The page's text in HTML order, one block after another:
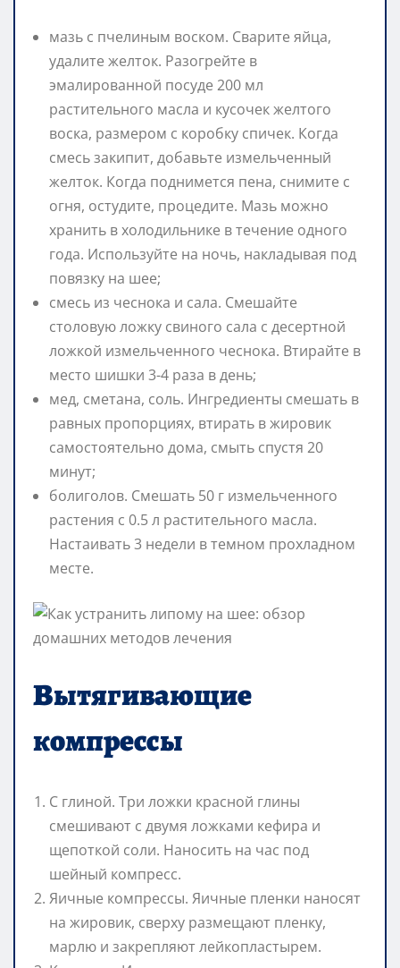
мазь с пчелиным воском. Сварите яйца,
удалите желток. Разогрейте в
эмалированной посуде 200 мл
растительного масла и кусочек желтого
воска, размером с коробку спичек. Когда
смесь закипит, добавьте измельченный
желток. Когда поднимется пена, снимите с
огня, остудите, процедите. Мазь можно
хранить в холодильнике в течение одного
года. Используйте на ночь, накладывая под
повязку на шее;
смесь из чеснока и сала. Смешайте
столовую ложку свиного сала с десертной
ложкой измельченного чеснока. Втирайте в
место шишки 3-4 раза в день;
мед, сметана, соль. Ингредиенты смешать в
равных пропорциях, втирать в жировик
самостоятельно дома, смыть спустя 20
минут;
болиголов. Смешать 50 г измельченного
растения с 0.5 л растительного масла.
Настаивать 3 недели в темном прохладном
месте.
Вытягивающие
компрессы
С глиной. Три ложки красной глины
смешивают с двумя ложками кефира и
щепоткой соли. Наносить на час под
шейный компресс.
Яичные компрессы. Яичные пленки наносят
на жировик, сверху размещают пленку,
марлю и закрепляют лейкопластырем.